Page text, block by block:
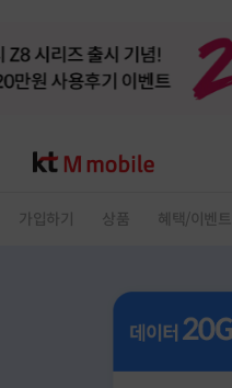
가입하기 상품 혜택/이벤트